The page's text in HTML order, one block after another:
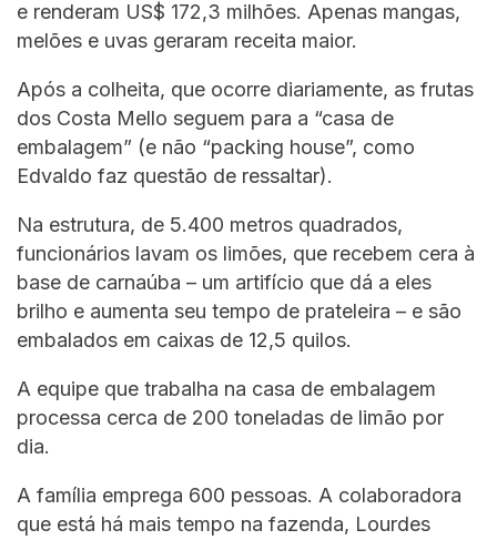
e renderam US$ 172,3 milhões. Apenas mangas,
melões e uvas geraram receita maior.
Após a colheita, que ocorre diariamente, as frutas
dos Costa Mello seguem para a “casa de
embalagem” (e não “packing house”, como
Edvaldo faz questão de ressaltar).
Na estrutura, de 5.400 metros quadrados,
funcionários lavam os limões, que recebem cera à
base de carnaúba – um artifício que dá a eles
brilho e aumenta seu tempo de prateleira – e são
embalados em caixas de 12,5 quilos.
A equipe que trabalha na casa de embalagem
processa cerca de 200 toneladas de limão por
dia.
A família emprega 600 pessoas. A colaboradora
que está há mais tempo na fazenda, Lourdes